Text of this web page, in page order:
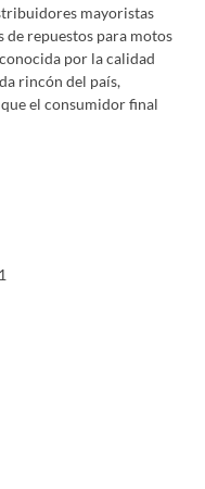
mayoristas
de repuestos para motos
por la calidad
rincón del país,
el consumidor final